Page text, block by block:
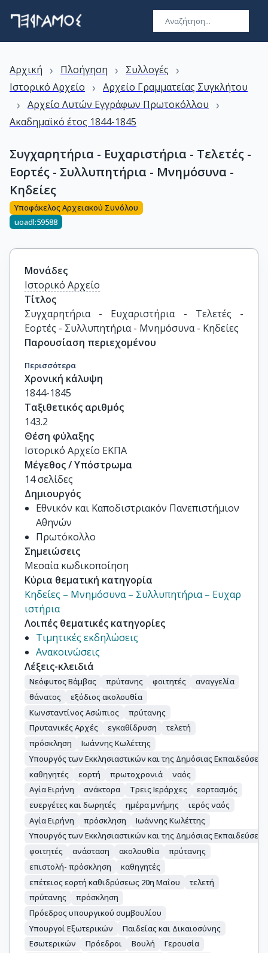
Αρχική › Πλοήγηση › Συλλογές ›
Ιστορικό Αρχείο › Αρχείο Γραμματείας Συγκλήτου
› Αρχείο Λυτών Εγγράφων Πρωτοκόλλου ›
Ακαδημαϊκό έτος 1844-1845
Συγχαρητήρια - Ευχαριστήρια - Τελετές -
Εορτές - Συλλυπητήρια - Μνημόσυνα -
Κηδείες
Υποφάκελος Αρχειακού Συνόλου
uoadl:59588
Μονάδες
Ιστορικό Αρχείο
Τίτλος
Συγχαρητήρια - Ευχαριστήρια - Τελετές -
Εορτές - Συλλυπητήρια - Μνημόσυνα - Κηδείες
Παρουσίαση περιεχομένου
Περισσότερα
Χρονική κάλυψη
1844-1845
Ταξιθετικός αριθμός
143.2
Θέση φύλαξης
Ιστορικό Αρχείο ΕΚΠΑ
Μέγεθος / Υπόστρωμα
14 σελίδες
Δημιουργός
Εθνικόν και Καποδιστριακόν Πανεπιστήμιον
Αθηνών
Πρωτόκολλο
Σημειώσεις
Μεσαία κωδικοποίηση
Κύρια θεματική κατηγορία
Κηδείες – Μνημόσυνα – Συλλυπητήρια – Ευχαρ
ιστήρια
Λοιπές θεματικές κατηγορίες
Τιμητικές εκδηλώσεις
Ανακοινώσεις
Λέξεις-κλειδιά
Νεόφυτος Βάμβας πρύτανης φοιτητές
αναγγελία
θάνατος
εξόδιος ακολουθία
Κωνσταντίνος Ασώπιος
πρύτανης
Πρυτανικές Αρχές
εγκαθίδρυση
τελετή
πρόσκληση
Ιωάννης Κωλέττης
Υπουργός των Εκκλησιαστικών και της Δημόσιας
καθηγητές
εορτή πρωτοχρονιά
ναός
Αγία Ειρήνη
ανάκτορα Τρεις Ιεράρχες
εορτασμός
ευεργέτες και δωρητές
ημέρα μνήμης
ιερός ναός
Αγία Ειρήνη
πρόσκληση
Ιωάννης Κωλέττης
Υπουργός των Εκκλησιαστικών και της Δημόσιας
φοιτητές
ανάσταση ακολουθία
πρύτανης
επιστολή- πρόσκληση
καθηγητές
επέτειος εορτή καθιδρύσεως 20η Μαΐου
τελετή
πρύτανης
πρόσκληση
Πρόεδρος υπουργικού συμβουλίου
Υπουργοί Εξωτερικών
Παιδείας και Δικαιοσύνης
Εσωτερικών
Πρόεδροι Βουλή
Γερουσία